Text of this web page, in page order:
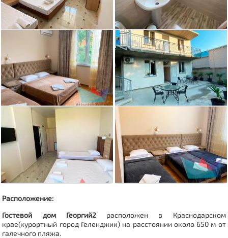
Расположение:
Гостевой дом Георгий2 расположен в Краснодарском
крае(курортный город Геленджик) на расстоянии около 650 м от
галечного пляжа.